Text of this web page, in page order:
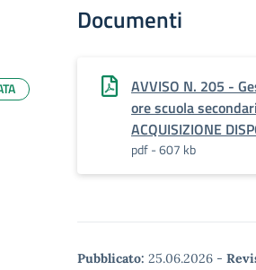
Documenti
AVVISO N. 205 -
ore scuola
ACQUISIZIONE
pdf - 607 kb
Pubblicato: 25.06.2026 -